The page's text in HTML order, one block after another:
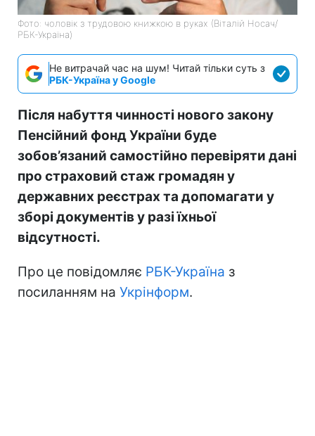
Фото: чоловік з трудовою книжкою в руках (Віталій Носач/
РБК-Україна)
Не витрачай час на шум! Читай тільки суть з
РБК-Україна у Google
Після набуття чинності нового закону
Пенсійний фонд України буде
зобов’язаний самостійно перевіряти дані
про страховий стаж громадян у
державних реєстрах та допомагати у
зборі документів у разі їхньої
відсутності.
Про це повідомляє РБК-Україна з
посиланням на Укрінформ.